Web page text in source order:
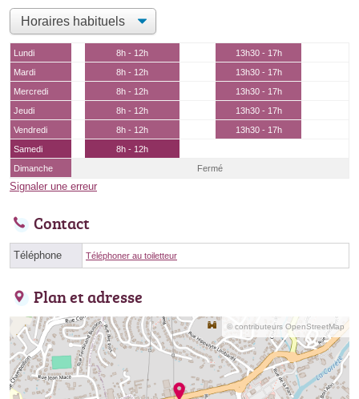
Lundi 8h - 12h
13h30 - 17h
Mardi
8h - 12h
13h30 - 17h
Mercredi
8h - 12h
13h30 - 17h
Jeudi
8h - 12h
13h30 - 17h
Vendredi
8h - 12h
13h30 - 17h
Samedi
8h - 12h
Dimanche
Fermé
Signaler une erreur
Contact
Téléphone Téléphoner au toiletteur
Plan et adresse
© contributeurs OpenStreetMap